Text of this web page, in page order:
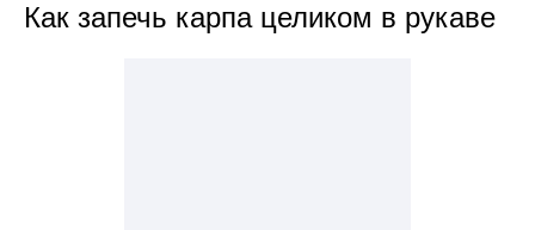
Как запечь карпа целиком в рукаве